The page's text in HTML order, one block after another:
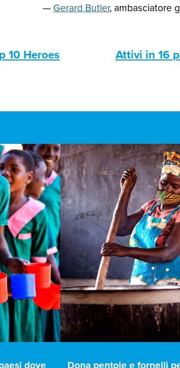
— Gerard Butler, ambasciatore
10 Heroes Attivi in 16
dove
Dona pentole e fornelli